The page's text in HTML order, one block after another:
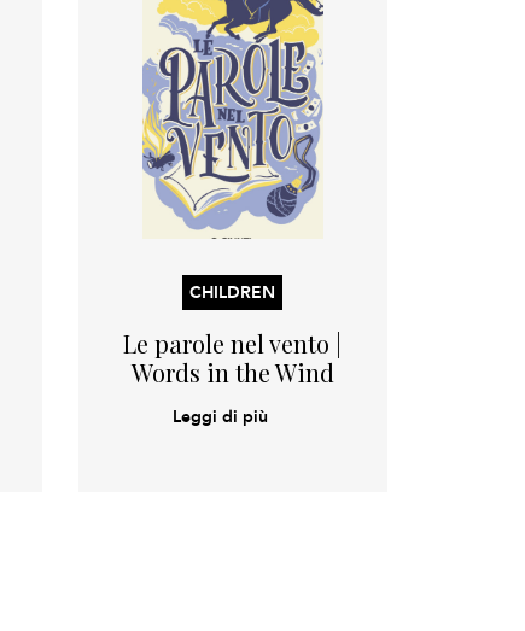
CHILDREN
Le parole nel vento |
Words in the Wind
Leggi di più